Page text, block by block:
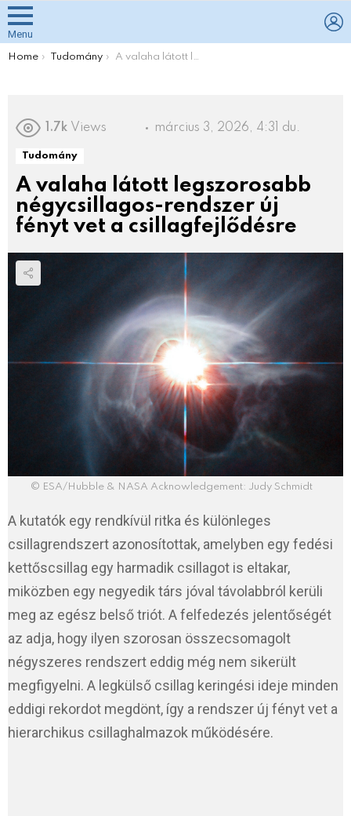
Menu
You are here:
Home Tudomány A valaha látott legszorosabb négycsillagos-rendszer új fényt vet a csillagfejlődésre
1.7k Views március 3, 2026, 4:31 du.
Tudomány
A valaha látott legszorosabb
négycsillagos-rendszer új
fényt vet a csillagfejlődésre
© ESA/Hubble & NASA Acknowledgement: Judy Schmidt
A kutatók egy rendkívül ritka és különleges
csillagrendszert azonosítottak, amelyben egy fedési
kettőscsillag egy harmadik csillagot is eltakar,
miközben egy negyedik társ jóval távolabbról kerüli
meg az egész belső triót. A felfedezés jelentőségét
az adja, hogy ilyen szorosan összecsomagolt
négyszeres rendszert eddig még nem sikerült
megfigyelni. A legkülső csillag keringési ideje minden
eddigi rekordot megdönt, így a rendszer új fényt vet a
hierarchikus csillaghalmazok működésére.